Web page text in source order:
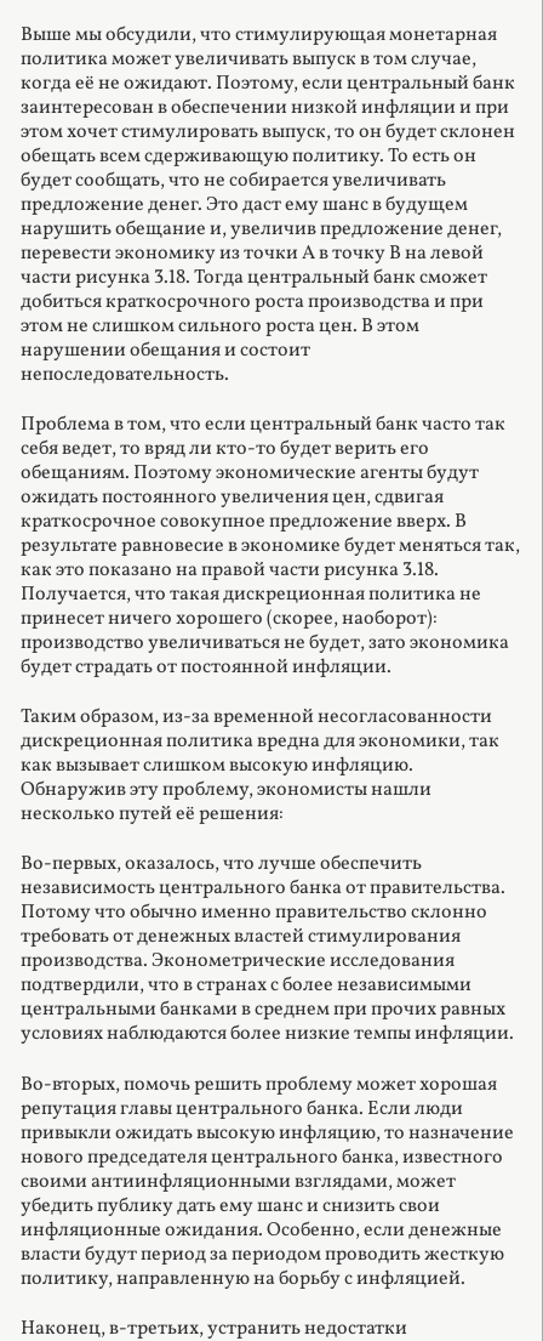
Выше мы обсудили, что стимулирующая монетарная
политика может увеличивать выпуск в том случае,
когда её не ожидают. Поэтому, если центральный банк
заинтересован в обеспечении низкой инфляции и при
этом хочет стимулировать выпуск, то он будет склонен
обещать всем сдерживающую политику. То есть он
будет сообщать, что не собирается увеличивать
предложение денег. Это даст ему шанс в будущем
нарушить обещание и, увеличив предложение денег,
перевести экономику из точки А в точку B на левой
части рисунка 3.18. Тогда центральный банк сможет
добиться краткосрочного роста производства и при
этом не слишком сильного роста цен. В этом
нарушении обещания и состоит
непоследовательность.
Проблема в том, что если центральный банк часто так
себя ведет, то вряд ли кто-то будет верить его
обещаниям. Поэтому экономические агенты будут
ожидать постоянного увеличения цен, сдвигая
краткосрочное совокупное предложение вверх. В
результате равновесие в экономике будет меняться так,
как это показано на правой части рисунка 3.18.
Получается, что такая дискреционная политика не
принесет ничего хорошего (скорее, наоборот):
производство увеличиваться не будет, зато экономика
будет страдать от постоянной инфляции.
Таким образом, из-за временной несогласованности
дискреционная политика вредна для экономики, так
как вызывает слишком высокую инфляцию.
Обнаружив эту проблему, экономисты нашли
несколько путей её решения:
Во-первых, оказалось, что лучше обеспечить
независимость центрального банка от правительства.
Потому что обычно именно правительство склонно
требовать от денежных властей стимулирования
производства. Эконометрические исследования
подтвердили, что в странах с более независимыми
центральными банками в среднем при прочих равных
условиях наблюдаются более низкие темпы инфляции.
Во-вторых, помочь решить проблему может хорошая
репутация главы центрального банка. Если люди
привыкли ожидать высокую инфляцию, то назначение
нового председателя центрального банка, известного
своими антиинфляционными взглядами, может
убедить публику дать ему шанс и снизить свои
инфляционные ожидания. Особенно, если денежные
власти будут период за периодом проводить жесткую
политику, направленную на борьбу с инфляцией.
Наконец, в-третьих, устранить недостатки